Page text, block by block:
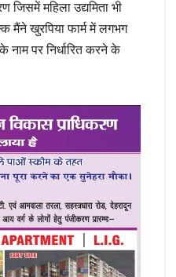
महिला उद्यमिता भी
मैंने खुरपिया फार्म में लगभग
नाम पर निर्धारित करने के